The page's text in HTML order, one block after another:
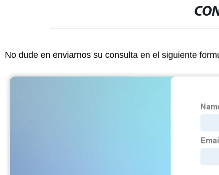
No dude en enviarnos su consulta en el siguiente